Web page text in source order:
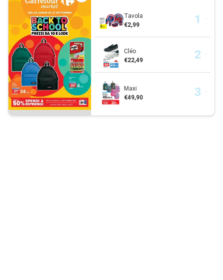
Tavola
€2,99
Cléo
€22,49
Maxi
€49,90